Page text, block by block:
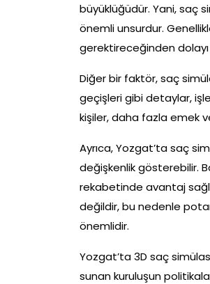
büyüklüğüdür. Yani, saç
önemli unsurdur.
gerektireceğinden
Diğer bir faktör, saç
geçişleri gibi detaylar,
kişiler, daha fazla emek
Ayrıca, Yozgat’ta saç
değişkenlik gösterebilir.
rekabetinde avantaj
değildir, bu nedenle
önemlidir.
Yozgat’ta 3D saç
sunan kuruluşun